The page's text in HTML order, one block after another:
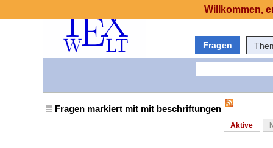
Fragen
Fragen markiert mit mit beschriftungen
Aktive
Willkommen,